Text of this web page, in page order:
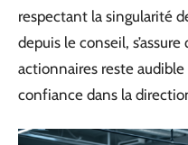
respectant la singularité
depuis le conseil,
actionnaires reste
confiance dans la